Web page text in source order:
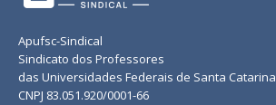
Apufsc-Sindical
Sindicato dos Professores
das Universidades Federais de Santa Catarina
CNPJ 83.051.920/0001-66